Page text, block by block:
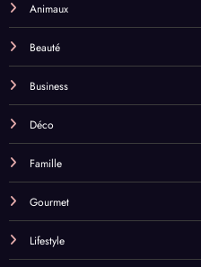
Animaux
Beauté
Business
Déco
Famille
Gourmet
Lifestyle